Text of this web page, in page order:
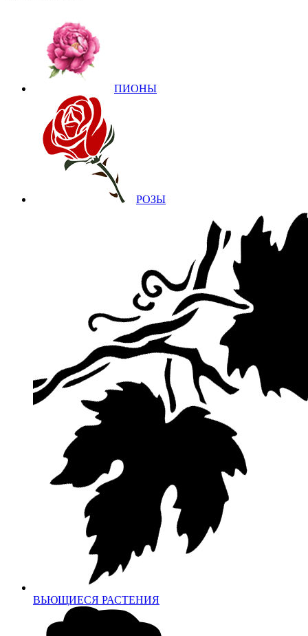
ПИОНЫ
РОЗЫ
ВЬЮЩИЕСЯ РАСТЕНИЯ